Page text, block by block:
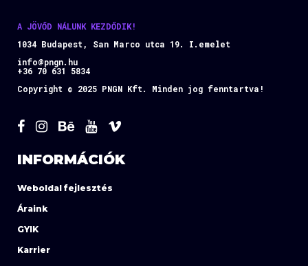
A JÖVŐD NÁLUNK KEZDŐDIK!
1034 Budapest, San Marco utca 19. I.emelet
info@pngn.hu
+36 70 631 5834
Copyright © 2025 PNGN Kft. Minden jog fenntartva!
INFORMÁCIÓK
Weboldal fejlesztés
Áraink
GYIK
Karrier